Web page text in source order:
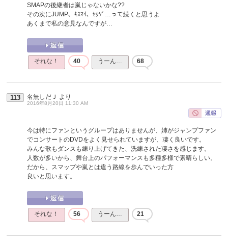
SMAPの後継者は嵐じゃないかな??
その次にJUMP、ｷｽﾏｲ、ｾｸｿﾞ…って続くと思うよ
あくまで私の意見なんですが…
それな！ 40 うーん… 68
113 名無しだＪ より
2016年8月20日 11:30 AM
今は特にファンというグループはありませんが、姉がジャンプファン
でコンサートのDVDをよく見せられていますが、凄く良いです。
みんな歌もダンスも練り上げてきた、洗練された凄さを感じます。
人数が多いから、舞台上のパフォーマンスも多種多様で素晴らしい。
だから、スマップや嵐とは違う路線を歩んでいった方
良いと思います。
それな！ 56 うーん… 21